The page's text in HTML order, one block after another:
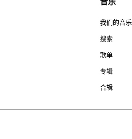
我们的音乐
搜索
歌单
专辑
合辑